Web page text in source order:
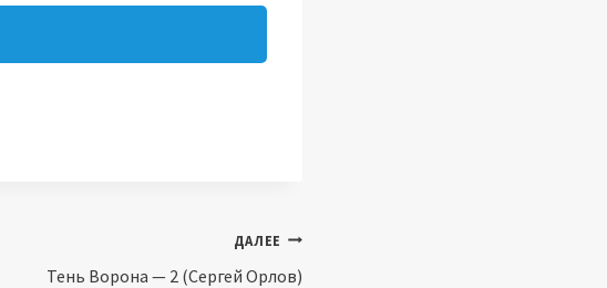
ДАЛЕЕ
Тень Ворона — 2 (Сергей Орлов)